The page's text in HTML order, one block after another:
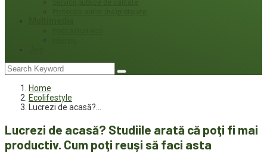
Home
Ecolifestyle
Lucrezi de acasă?…
Lucrezi de acasă? Studiile arată că poţi fi mai
productiv. Cum poţi reuşi să faci asta